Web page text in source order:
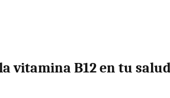
vitamina B12 en tu